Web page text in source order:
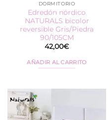
DORMITORIO
Edredón nórdico
NATURALS bicolor
reversible Gris/Piedra
90/105CM
42,00€
AÑADIR AL CARRITO